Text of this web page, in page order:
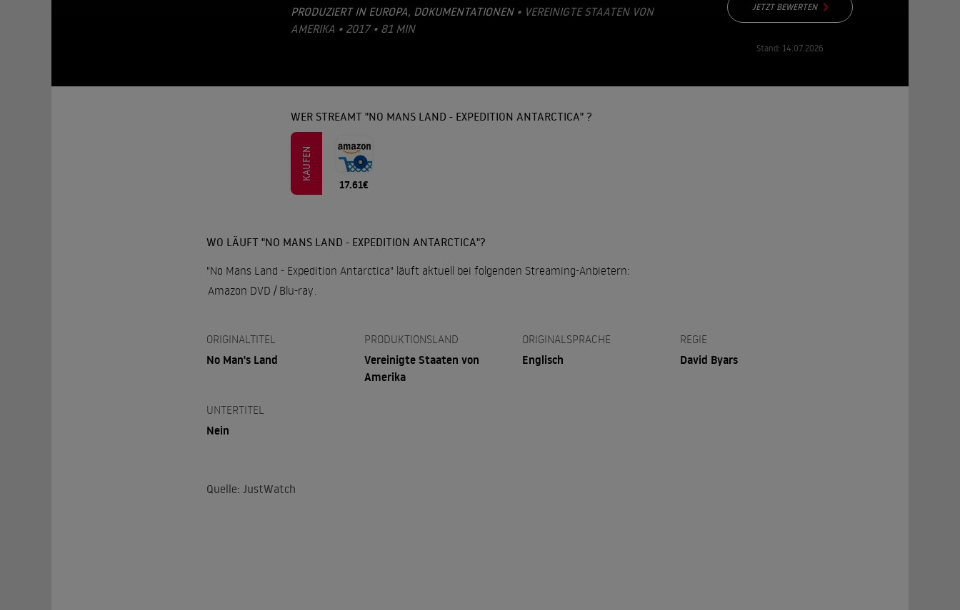
PRODUZIERT IN EUROPA, DOKUMENTATIONEN• VEREINIGTE STAATEN VON
AMERIKA • 2017 • 81 MIN
JETZT BEWERTEN
Stand: 14.07.2026
WER STREAMT "NO MANS LAND - EXPEDITION ANTARCTICA" ?
KAUFEN
17.61€
WO LÄUFT "NO MANS LAND - EXPEDITION ANTARCTICA"?
"No Mans Land - Expedition Antarctica" läuft aktuell bei folgenden Streaming-Anbietern:
Amazon DVD / Blu-ray.
ORIGINALTITEL
No Man's Land
PRODUKTIONSLAND
Vereinigte Staaten von
Amerika
ORIGINALSPRACHE
Englisch
REGIE
David Byars
UNTERTITEL
Nein
Quelle: JustWatch